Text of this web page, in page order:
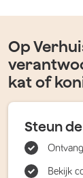
Op
kat of
Steun
Bekijk